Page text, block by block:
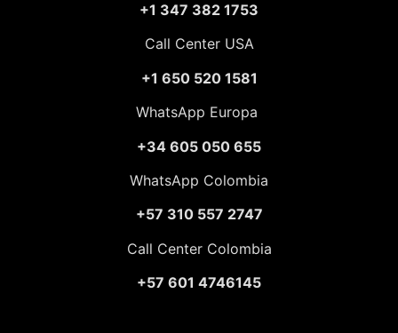
+1 347 382 1753
Call Center USA
+1 650 520 1581
WhatsApp Europa
+34 605 050 655
WhatsApp Colombia
+57 310 557 2747
Call Center Colombia
+57 601 4746145